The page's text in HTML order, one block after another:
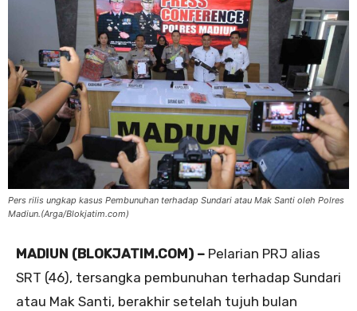
Pers rilis ungkap kasus Pembunuhan terhadap Sundari atau Mak Santi oleh Polres
Madiun.(Arga/Blokjatim.com)
MADIUN (BLOKJATIM.COM) – Pelarian PRJ alias
SRT (46), tersangka pembunuhan terhadap Sundari
atau Mak Santi, berakhir setelah tujuh bulan